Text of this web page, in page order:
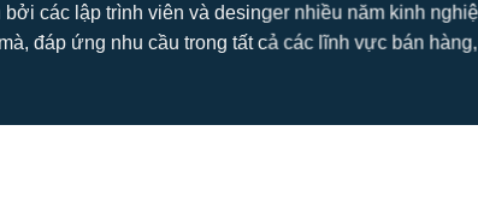
các lập trình viên và desinger nhiều năm kinh
đáp ứng nhu cầu trong tất cả các lĩnh vực bán